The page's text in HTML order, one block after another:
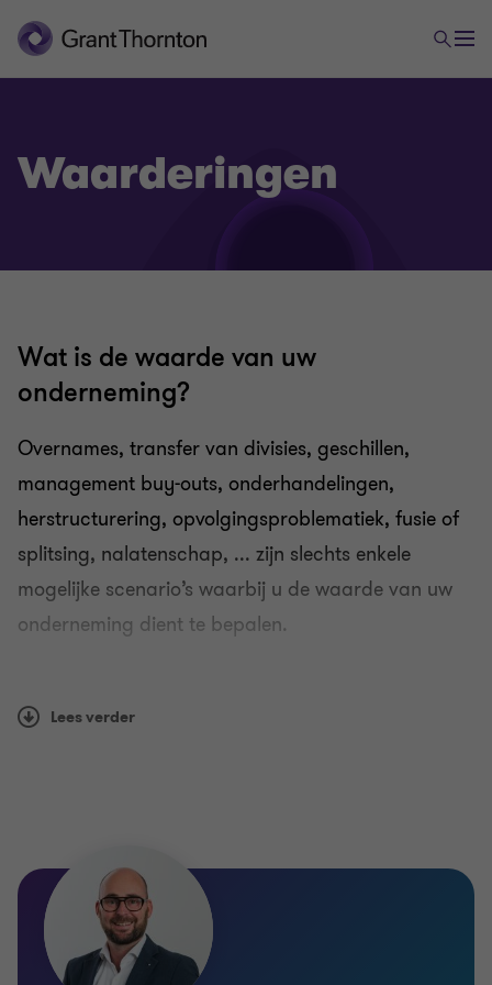
Waarderingen
Wat is de waarde van uw
onderneming?
Overnames, transfer van divisies, geschillen,
management buy-outs, onderhandelingen,
herstructurering, opvolgingsproblematiek, fusie of
splitsing, nalatenschap, ... zijn slechts enkele
mogelijke scenario’s waarbij u de waarde van uw
onderneming dient te bepalen.
onafhankelijke blik en gaan gestructureerd te werk
administratie en alle andere elementen die een
impact kunnen hebben op de nettowaarde van uw
onderneming.
Lees verder